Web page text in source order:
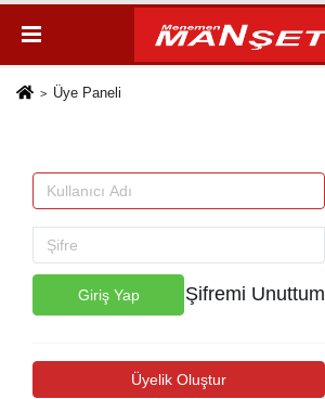
Üye Paneli
Giriş Yap Şifremi Unuttum
Üyelik Oluştur